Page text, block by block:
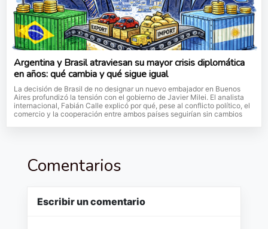
Argentina y Brasil atraviesan su mayor crisis diplomática
en años: qué cambia y qué sigue igual
La decisión de Brasil de no designar un nuevo embajador en Buenos
Aires profundizó la tensión con el gobierno de Javier Milei. El analista
internacional, Fabián Calle explicó por qué, pese al conflicto político, el
comercio y la cooperación entre ambos países seguirían sin cambios
Comentarios
Escribir un comentario